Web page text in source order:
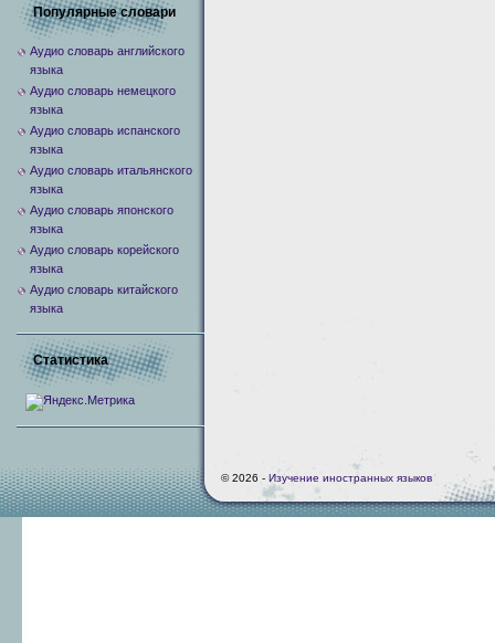
Популярные словари
Аудио словарь английского
языка
Аудио словарь немецкого
языка
Аудио словарь испанского
языка
Аудио словарь итальянского
языка
Аудио словарь японского
языка
Аудио словарь корейского
языка
Аудио словарь китайского
языка
Статистика
© 2026 - Изучение иностранных языков